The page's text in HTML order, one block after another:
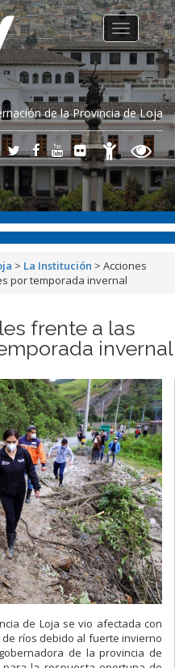
de la Provincia de Loja
Toggle
navigation
> La Institución > Acciones
por temporada invernal
frente a las
invernal
de Loja se vio afectada con
ríos debido al fuerte invierno
de la provincia de